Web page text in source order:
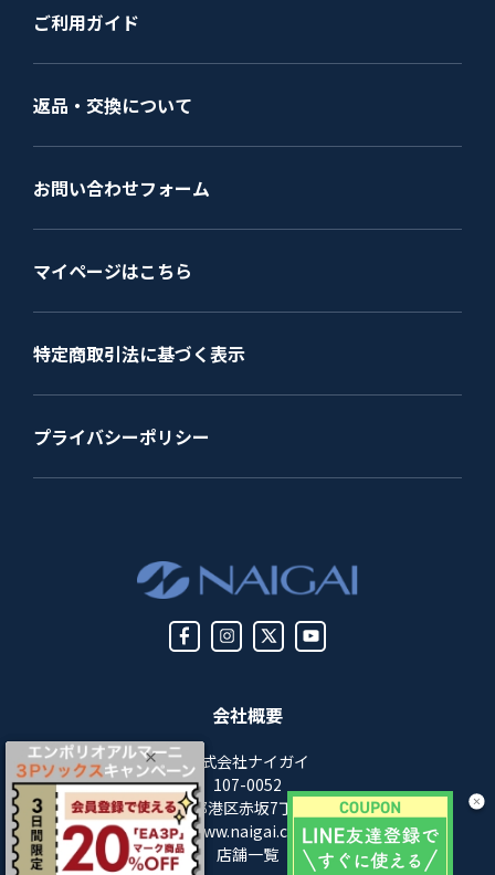
会社概要
株式会社ナイガイ
107-0052
東京都港区赤坂7丁目8-5
https://www.naigai.co.jp/corp/
店舗一覧
ご利用ガイド
返品・交換について
お問い合わせフォーム
マイページはこちら
特定商取引法に基づく表示
プライバシーポリシー